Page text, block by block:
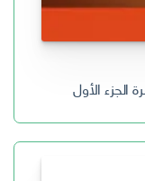
الجزء الأول